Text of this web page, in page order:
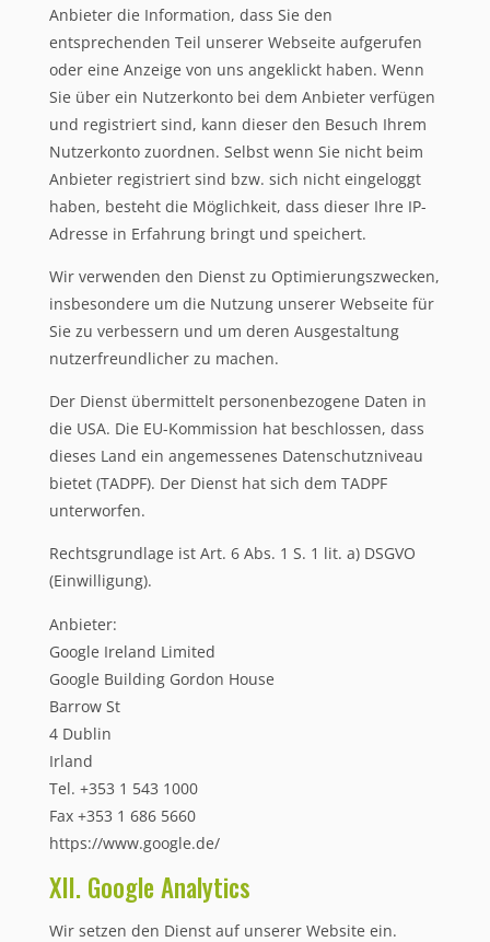
Anbieter die Information, dass Sie den
entsprechenden Teil unserer Webseite aufgerufen
oder eine Anzeige von uns angeklickt haben. Wenn
Sie über ein Nutzerkonto bei dem Anbieter verfügen
und registriert sind, kann dieser den Besuch Ihrem
Nutzerkonto zuordnen. Selbst wenn Sie nicht beim
Anbieter registriert sind bzw. sich nicht eingeloggt
haben, besteht die Möglichkeit, dass dieser Ihre IP-
Adresse in Erfahrung bringt und speichert.
Wir verwenden den Dienst zu Optimierungszwecken,
insbesondere um die Nutzung unserer Webseite für
Sie zu verbessern und um deren Ausgestaltung
nutzerfreundlicher zu machen.
Der Dienst übermittelt personenbezogene Daten in
die USA. Die EU-Kommission hat beschlossen, dass
dieses Land ein angemessenes Datenschutzniveau
bietet (TADPF). Der Dienst hat sich dem TADPF
unterworfen.
Rechtsgrundlage ist Art. 6 Abs. 1 S. 1 lit. a) DSGVO
(Einwilligung).
Anbieter:
Google Ireland Limited
Google Building Gordon House
Barrow St
4 Dublin
Irland
Tel. +353 1 543 1000
Fax +353 1 686 5660
https://www.google.de/
XII. Google Analytics
Wir setzen den Dienst auf unserer Website ein.